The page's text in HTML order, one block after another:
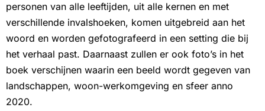
personen van alle leeftijden, uit alle kernen en met
verschillende invalshoeken, komen uitgebreid aan het
woord en worden gefotografeerd in een setting die bij
het verhaal past. Daarnaast zullen er ook foto’s in het
boek verschijnen waarin een beeld wordt gegeven van
landschappen, woon-werkomgeving en sfeer anno
2020.